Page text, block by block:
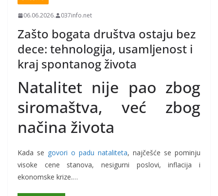
06.06.2026. 037info.net
Zašto bogata društva ostaju bez
dece: tehnologija, usamljenost i
kraj spontanog života
Natalitet nije pao zbog
siromaštva, već zbog
načina života
Kada se govori o padu nataliteta, najčešće se pominju
visoke cene stanova, nesigurni poslovi, inflacija i
ekonomske krize.…